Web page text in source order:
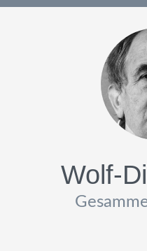
Wolf-